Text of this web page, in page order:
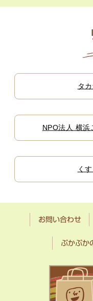
タ
NPO法人 横浜
く
お問い合わせ
ぷかぷか